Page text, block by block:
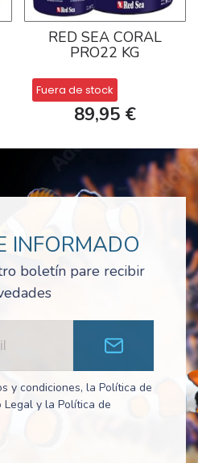
RED SEA CORAL
PRO22 KG
Fuera de stock
89,95 €
INFORMADO
boletín pare recibir
y condiciones, la Política de
Legal y la Política de